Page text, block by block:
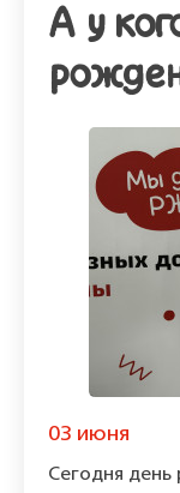
А у
03 июня
Сегодня